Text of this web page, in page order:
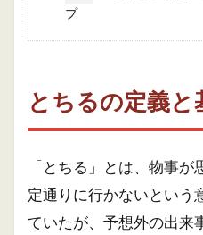
プ
とちるの定義と
「とちる」とは、物事
定通りに行かないという
ていたが、予想外の出来